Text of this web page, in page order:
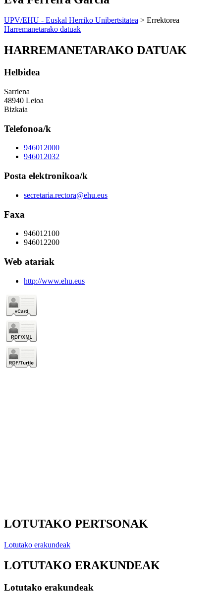
UPV/EHU - Euskal Herriko Unibertsitatea > Errektorea
Harremanetarako datuak
HARREMANETARAKO DATUAK
Helbidea
Sarriena
48940 Leioa
Bizkaia
Telefonoa/k
946012000
946012032
Posta elektronikoa/k
secretaria.rectora@ehu.eus
Faxa
946012100
946012200
Web atariak
http://www.ehu.eus
LOTUTAKO PERTSONAK
Lotutako erakundeak
LOTUTAKO ERAKUNDEAK
Lotutako erakundeak